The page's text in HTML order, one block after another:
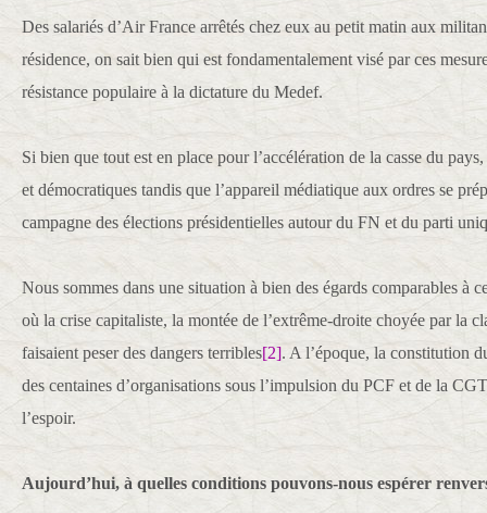
Des salariés d’Air France arrêtés chez eux au petit matin aux
résidence, on sait bien qui est fondamentalement visé par ces
résistance populaire à la dictature du Medef.
Si bien que tout est en place pour l’accélération de la casse du
et démocratiques tandis que l’appareil médiatique aux ordres se
campagne des élections présidentielles autour du FN et du parti
Nous sommes dans une situation à bien des égards comparables à
où la crise capitaliste, la montée de l’extrême-droite choyée par la
faisaient peser des dangers terribles[2]. A l’époque, la constitution
des centaines d’organisations sous l’impulsion du PCF et de la
l’espoir.
Aujourd’hui, à quelles conditions pouvons-nous espérer